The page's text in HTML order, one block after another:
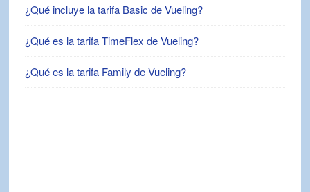
¿Qué incluye la tarifa Basic de Vueling?
¿Qué es la tarifa TimeFlex de Vueling?
¿Qué es la tarifa Family de Vueling?